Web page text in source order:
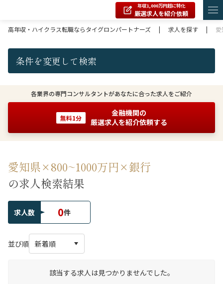
年収1,000万円超に特化
厳選求人を紹介依頼
高年収・ハイクラス転職ならタイグロンパートナーズ
| 求人を探す |
条件を変更して検索
各業界の専門コンサルタントがあなたに合った求人をご紹介
無料1分
金融機関の
厳選求人を紹介依頼する
愛知県×800~1000万円×銀行
の求人検索結果
求人数 0件
並び順
該当する求人は見つかりませんでした。